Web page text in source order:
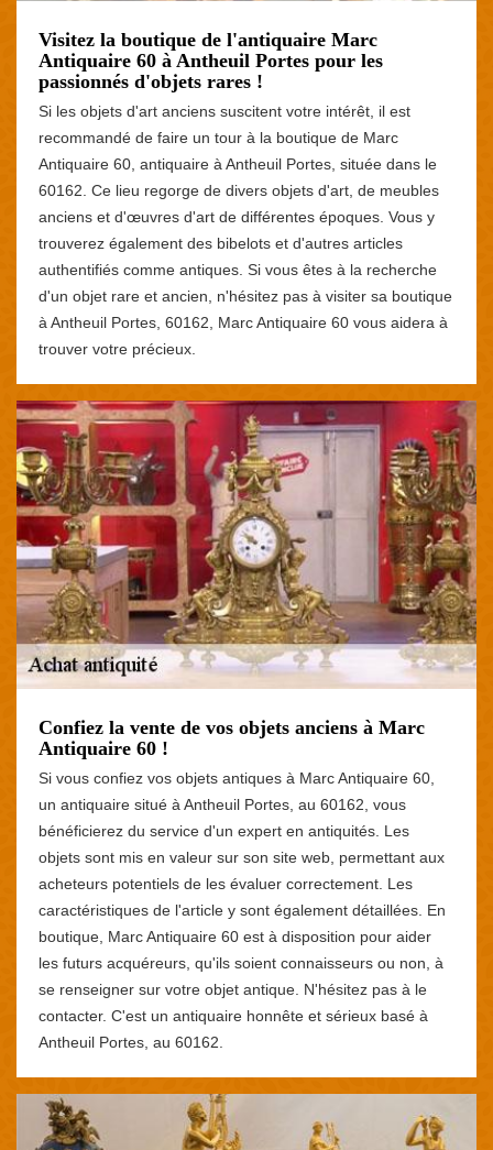
Visitez la boutique de l'antiquaire Marc
Antiquaire 60 à Antheuil Portes pour les
passionnés d'objets rares !
Si les objets d'art anciens suscitent votre intérêt, il est
recommandé de faire un tour à la boutique de Marc
Antiquaire 60, antiquaire à Antheuil Portes, située dans le
60162. Ce lieu regorge de divers objets d'art, de meubles
anciens et d'œuvres d'art de différentes époques. Vous y
trouverez également des bibelots et d'autres articles
authentifiés comme antiques. Si vous êtes à la recherche
d'un objet rare et ancien, n'hésitez pas à visiter sa boutique
à Antheuil Portes, 60162, Marc Antiquaire 60 vous aidera à
trouver votre précieux.
Confiez la vente de vos objets anciens à Marc
Antiquaire 60 !
Si vous confiez vos objets antiques à Marc Antiquaire 60,
un antiquaire situé à Antheuil Portes, au 60162, vous
bénéficierez du service d'un expert en antiquités. Les
objets sont mis en valeur sur son site web, permettant aux
acheteurs potentiels de les évaluer correctement. Les
caractéristiques de l'article y sont également détaillées. En
boutique, Marc Antiquaire 60 est à disposition pour aider
les futurs acquéreurs, qu'ils soient connaisseurs ou non, à
se renseigner sur votre objet antique. N'hésitez pas à le
contacter. C'est un antiquaire honnête et sérieux basé à
Antheuil Portes, au 60162.